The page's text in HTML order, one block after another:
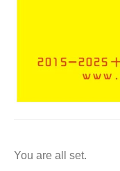
You are all set.